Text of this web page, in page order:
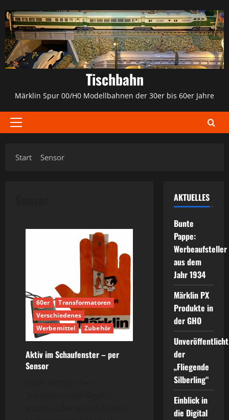
Inhalt
springen
Tischbahn
Märklin Spur 00/H0 Modellbahnen der 30er bis 60er Jahre
Primäres
Start
Sensor
60er
Transformatoren
Verschiedenes
Werbemittel
Zubehör
Aktiv im Schaufenster – per
Sensor
AKTUELLES
Bunte
Pappe:
Werbeaufsteller
aus dem
Jahr 1934
Märklin PX
Produkte in
der GHO
der
„Fliegende
Silberling“
Einblick in
die Digital